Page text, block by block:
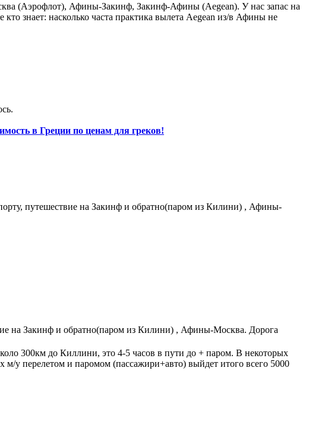
(Аэрофлот), Афины-Закинф, Закинф-Афины (Aegean). У нас запас на
знает: насколько часта практика вылета Aegean из/в Афины не
в Греции по ценам для греков!
путешествие на Закинф и обратно(паром из Килини) , Афины-
на Закинф и обратно(паром из Килини) , Афины-Москва. Дорога
300км до Киллини, это 4-5 часов в пути до + паром. В некоторых
м/у перелетом и паромом (пассажири+авто) выйдет итого всего 5000